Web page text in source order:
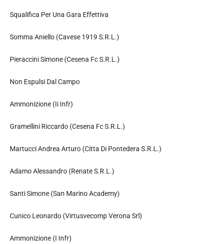
Squalifica Per Una Gara Effettiva
Somma Aniello (Cavese 1919 S.R.L.)
Pieraccini Simone (Cesena Fc S.R.L.)
Non Espulsi Dal Campo
Ammonizione (Ii Infr)
Gramellini Riccardo (Cesena Fc S.R.L.)
Martucci Andrea Arturo (Citta Di Pontedera S.R.L.)
Adamo Alessandro (Renate S.R.L.)
Santi Simone (San Marino Academy)
Cunico Leonardo (Virtusvecomp Verona Srl)
Ammonizione (I Infr)